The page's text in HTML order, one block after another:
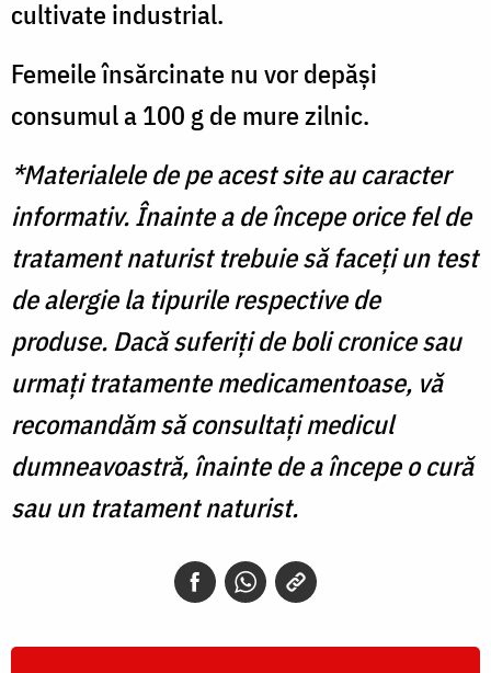
cultivate industrial.
Femeile însărcinate nu vor depăși
consumul a 100 g de mure zilnic.
*Materialele de pe acest site au caracter
informativ. Înainte a de începe orice fel de
tratament naturist trebuie să faceți un test
de alergie la tipurile respective de
produse. Dacă suferiți de boli cronice sau
urmați tratamente medicamentoase, vă
recomandăm să consultați medicul
dumneavoastră, înainte de a începe o cură
sau un tratament naturist.